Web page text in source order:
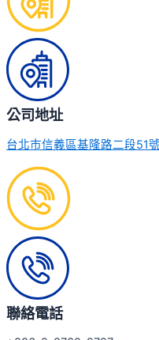
公司地址
台北市信義區基隆路二段51
聯絡電話